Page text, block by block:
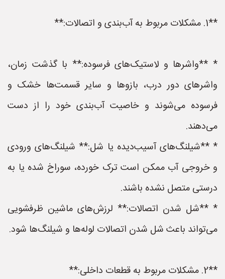
**1. مشکلات مربوط به آب‌بندی و اتصالات:**
* **واشرها و لاستیک‌های فرسوده:** با گذشت زمان،
واشرهای دور درب، بازوها و سایر قسمت‌ها خشک و
فرسوده می‌شوند و خاصیت آب‌بندی خود را از دست
می‌دهند.
* **شیلنگ‌های آسیب‌دیده یا شل:** شیلنگ‌های ورودی
و خروجی آب ممکن است ترک خورده، سوراخ شده یا به
درستی متصل نشده باشند.
* **شل شدن اتصالات:** لرزش‌های ماشین ظرفشویی
می‌تواند باعث شل شدن اتصالات لوله‌ها و شیلنگ‌ها شود.
**2. مشکلات مربوط به قطعات داخلی:**